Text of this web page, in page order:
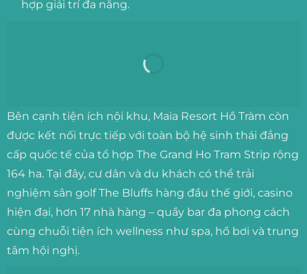
hợp giải trí đa năng.
Bên cạnh tiện ích nội khu, Maia Resort Hồ Tràm còn
được kết nối trực tiếp với toàn bộ hệ sinh thái đẳng
cấp quốc tế của tổ hợp The Grand Ho Tram Strip rộng
164 ha. Tại đây, cư dân và du khách có thể trải
nghiệm sân golf The Bluffs hàng đầu thế giới, casino
hiện đại, hơn 17 nhà hàng – quầy bar đa phong cách
cùng chuỗi tiện ích wellness như spa, hồ bơi và trung
tâm hội nghị.